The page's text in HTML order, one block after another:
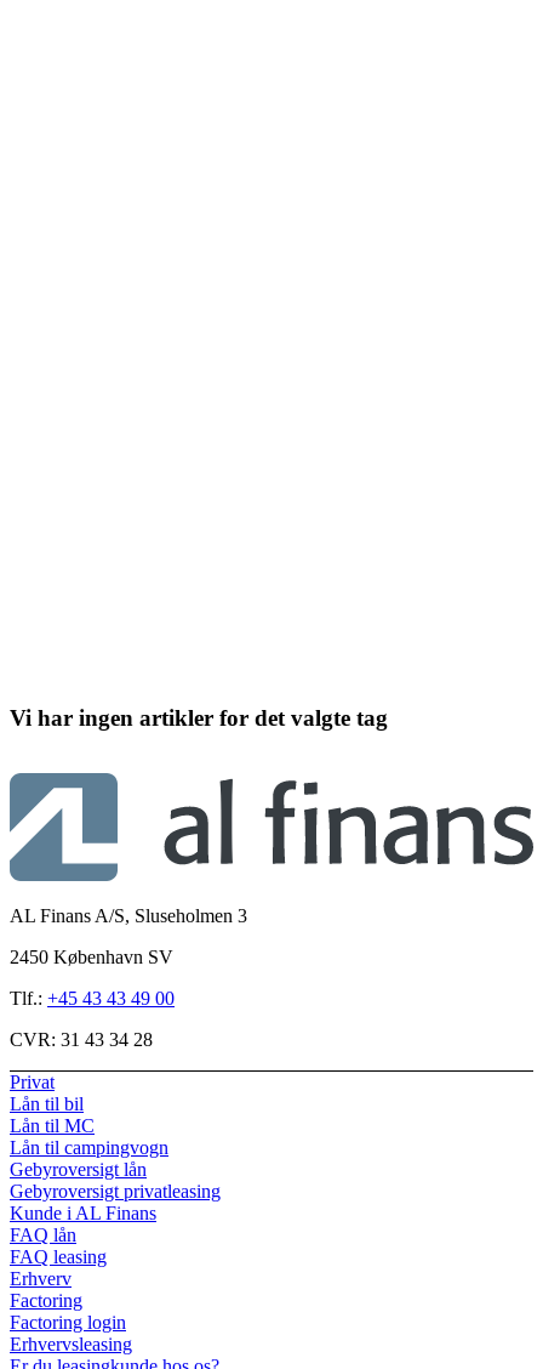
Vi har ingen artikler for det valgte tag
AL Finans A/S, Sluseholmen 3
2450 København SV
Tlf.: +45 43 43 49 00
CVR: 31 43 34 28
Privat
Lån til bil
Lån til MC
Lån til campingvogn
Gebyroversigt lån
Gebyroversigt privatleasing
Kunde i AL Finans
FAQ lån
FAQ leasing
Erhverv
Factoring
Factoring login
Erhvervsleasing